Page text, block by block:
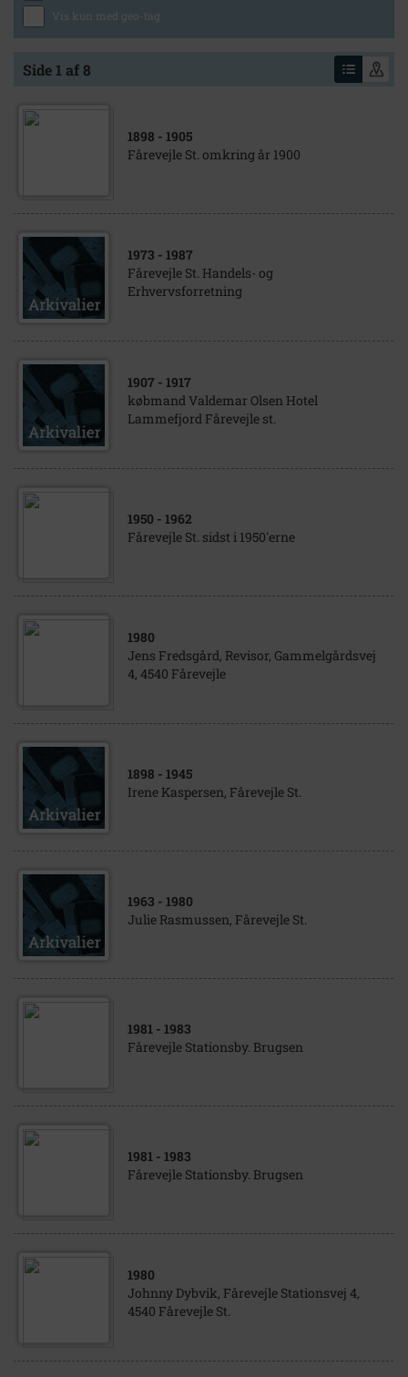
Vis kun med geo-tag
Side 1 af 8
1898 - 1905
Fårevejle St. omkring år 1900
1973 - 1987
Fårevejle St. Handels- og
Erhvervsforretning
1907 - 1917
købmand Valdemar Olsen Hotel
Lammefjord Fårevejle st.
1950 - 1962
Fårevejle St. sidst i 1950'erne
1980
Jens Fredsgård, Revisor, Gammelgårdsvej
4, 4540 Fårevejle
1898 - 1945
Irene Kaspersen, Fårevejle St.
1963 - 1980
Julie Rasmussen, Fårevejle St.
1981 - 1983
Fårevejle Stationsby. Brugsen
1981 - 1983
Fårevejle Stationsby. Brugsen
1980
Johnny Dybvik, Fårevejle Stationsvej 4,
4540 Fårevejle St.